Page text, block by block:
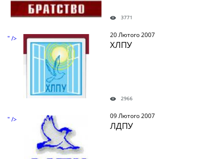
3771
" /> 20 Лютого 2007
ХЛПУ
2966
" /> 09 Лютого 2007
ЛДПУ